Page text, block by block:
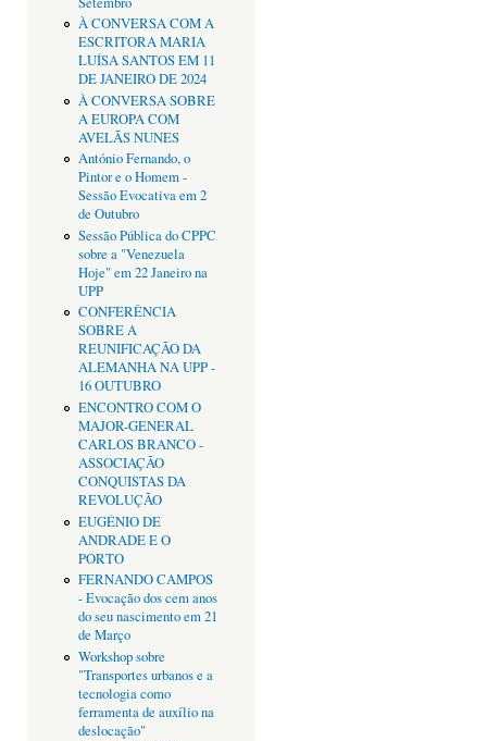
À CONVERSA COM A
ESCRITORA MARIA
LUÍSA SANTOS EM 11
DE JANEIRO DE 2024
À CONVERSA SOBRE
A EUROPA COM
AVELÃS NUNES
António Fernando, o
Pintor e o Homem -
Sessão Evocativa em 2
de Outubro
Sessão Pública do CPPC
sobre a "Venezuela
Hoje" em 22 Janeiro na
UPP
CONFERÊNCIA
SOBRE A
REUNIFICAÇÃO DA
ALEMANHA NA UPP -
16 OUTUBRO
ENCONTRO COM O
MAJOR-GENERAL
CARLOS BRANCO -
ASSOCIAÇÃO
CONQUISTAS DA
REVOLUÇÃO
EUGÉNIO DE
ANDRADE E O
PORTO
FERNANDO CAMPOS
- Evocação dos cem anos
do seu nascimento em 21
de Março
Workshop sobre
"Transportes urbanos e a
tecnologia como
ferramenta de auxílio na
deslocação"